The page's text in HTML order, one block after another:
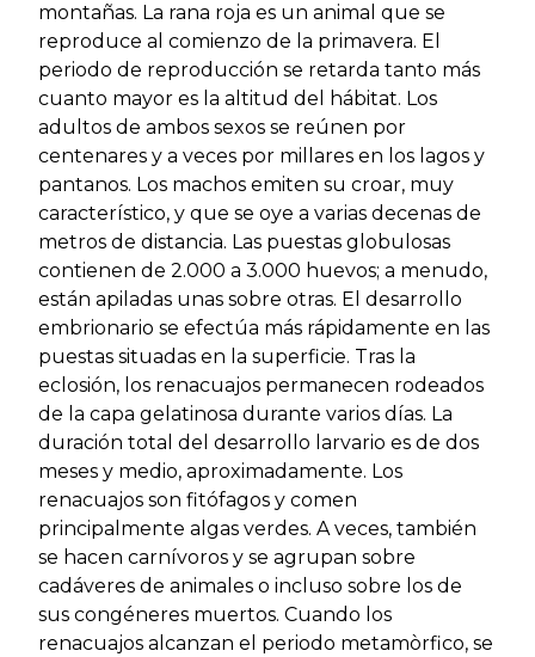
montañas. La rana roja es un animal que se
reproduce al comienzo de la primavera. El
periodo de reproducción se retarda tanto más
cuanto mayor es la altitud del hábitat. Los
adultos de ambos sexos se reúnen por
centenares y a veces por millares en los lagos y
pantanos. Los machos emiten su croar, muy
característico, y que se oye a varias decenas de
metros de distancia. Las puestas globulosas
contienen de 2.000 a 3.000 huevos; a menudo,
están apiladas unas sobre otras. El desarrollo
embrionario se efectúa más rápidamente en las
puestas situadas en la superficie. Tras la
eclosión, los renacuajos permanecen rodeados
de la capa gelatinosa durante varios días. La
duración total del desarrollo larvario es de dos
meses y medio, aproximadamente. Los
renacuajos son fitófagos y comen
principalmente algas verdes. A veces, también
se hacen carnívoros y se agrupan sobre
cadáveres de animales o incluso sobre los de
sus congéneres muertos. Cuando los
renacuajos alcanzan el periodo metamòrfico, se